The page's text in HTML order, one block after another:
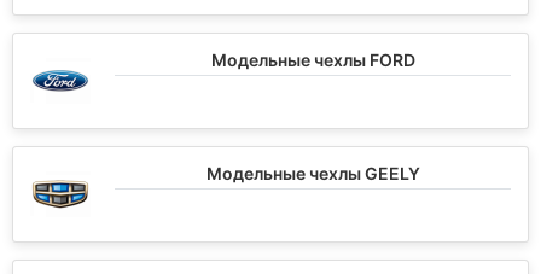
Модельные чехлы FORD
Модельные чехлы GEELY